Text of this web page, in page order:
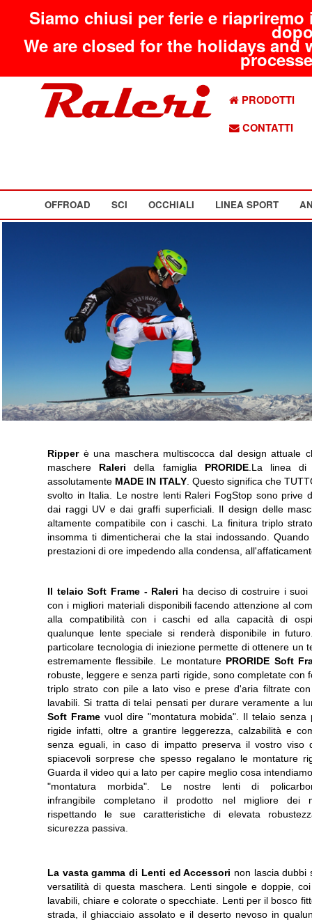
Siamo chiusi per ferie e
We are closed for the holidays
PRODOTTI
CONTATTI
OFFROAD SCI OCCHIALI LINEA SPORT
Ripper è una maschera multiscocca dal design attuale
maschere Raleri della famiglia PRORIDE.La linea di
assolutamente MADE IN ITALY. Questo significa che
svolto in Italia. Le nostre lenti Raleri FogStop sono prive
dai raggi UV e dai graffi superficiali. Il design delle
altamente compatibile con i caschi. La finitura triplo
insomma ti dimenticherai che la stai indossando.
prestazioni di ore impedendo alla condensa,
Il telaio Soft Frame - Raleri ha deciso di costruire i suoi
con i migliori materiali disponibili facendo attenzione al
alla compatibilità con i caschi ed alla capacità di
qualunque lente speciale si renderà disponibile in
particolare tecnologia di iniezione permette di ottenere un
estremamente flessibile. Le montature PRORIDE Soft
robuste, leggere e senza parti rigide, sono completate con
triplo strato con pile a lato viso e prese d'aria filtrate
lavabili. Si tratta di telai pensati per durare veramente a
Soft Framevuol dire "montatura mobida". Il telaio senza
rigide infatti, oltre a grantire leggerezza, calzabilità e
senza eguali, in caso di impatto preserva il vostro viso
spiacevoli sorprese che spesso regalano le montature
Guarda il video qui a lato per capire meglio cosa
"montatura morbida". Le nostre lenti di
infrangibile completano il prodotto nel migliore dei
rispettando le sue caratteristiche di elevata
sicurezza passiva.
La vasta gamma di Lenti ed Accessori non lascia dubbi
versatilità di questa maschera. Lenti singole e doppie,
lavabili, chiare e colorate o specchiate. Lenti per il bosco
strada, il ghiacciaio assolato e il deserto nevoso in